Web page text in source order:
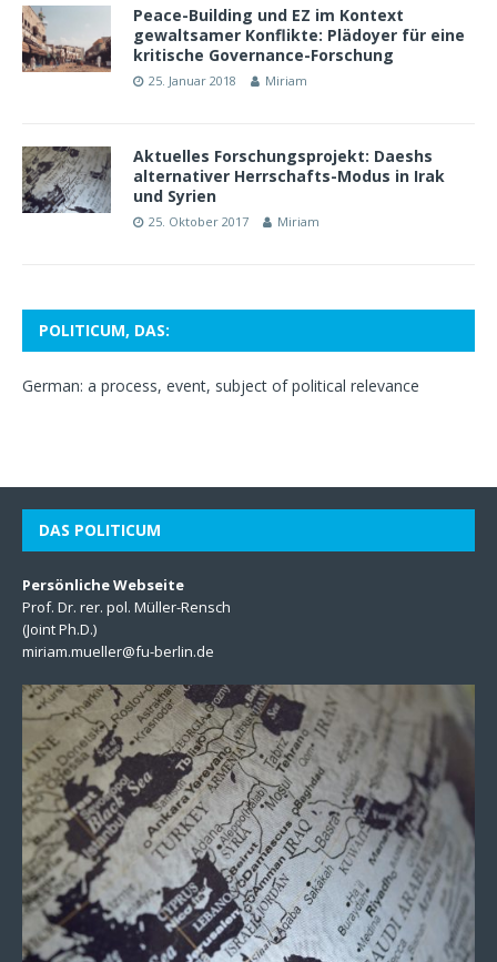
Peace-Building und EZ im Kontext
gewaltsamer Konflikte: Plädoyer für eine
kritische Governance-Forschung
25. Januar 2018 Miriam
Aktuelles Forschungsprojekt: Daeshs
alternativer Herrschafts-Modus in Irak
und Syrien
25. Oktober 2017 Miriam
POLITICUM, DAS:
German: a process, event, subject of political relevance
DAS POLITICUM
Persönliche Webseite
Prof. Dr. rer. pol. Müller-Rensch
(Joint Ph.D.)
miriam.mueller@fu-berlin.de